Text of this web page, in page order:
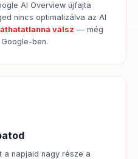
AI Overview újfajta
nincs optimalizálva az AI
válsz — még
ben.
a napjaid nagy része a